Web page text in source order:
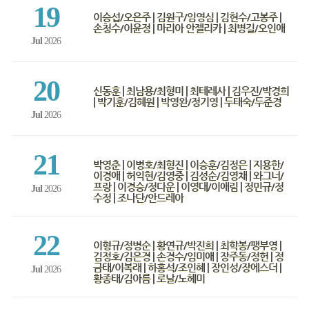
19
Jul 2026
이승섭/오은주 | 김원구/임영심 | 김현수/고봉주 |
손청수/이윤정 | 마리아 안젤리카 | 최병길/오인애
20
Jul 2026
신동훈 | 최남용/최형미 | 최테레사 | 김우진/박경희
| 박기훈/김혜원 | 박영완/정기영 | 두태숙/두준경
21
Jul 2026
박영춘 | 이병호/최형진 | 이승훈/김정은 | 지용한/
이경애 | 허익현/김영중 | 김성순/김영채 | 와그너/
프랑 | 이경승/정다운 | 이영대/이애림 | 정민규/정
수정 | 조나단/안드레아
22
Jul 2026
이형규/정병순 | 황연규/박진희 | 최학봉/팽부영 |
김정호/김은경 | 손경수/임미애 | 장주동/정헌 | 정
금태/이복래 | 하홍석/조인혜 | 장인성/장에스더 |
황종태/김아름 | 로날/노헤미